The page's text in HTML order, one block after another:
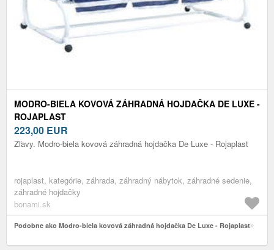
MODRO-BIELA KOVOVÁ ZÁHRADNÁ HOJDAČKA DE LUXE -
ROJAPLAST
223,00 EUR
Zľavy. Modro-biela kovová záhradná hojdačka De Luxe - Rojaplast
rojaplast, kategórie, záhrada, záhradný nábytok, záhradné sedenie,
záhradné hojdačky
bonami.sk
Podobne ako Modro-biela kovová záhradná hojdačka De Luxe - Rojaplast